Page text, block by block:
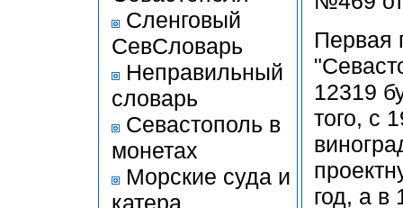
Сленговый
СевСловарь
Неправильный
словарь
Севастополь в
монетах
Морские суда и
катера
Первая
12319
того, с
год, а в